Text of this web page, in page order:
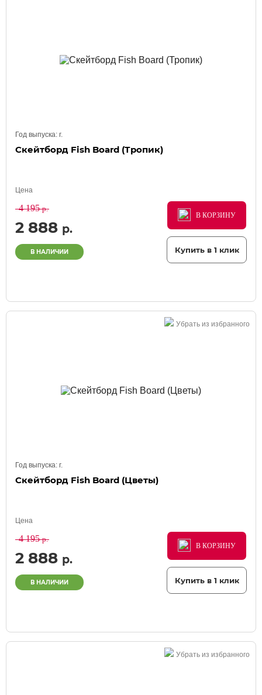
Год выпуска: г.
Скейтборд Fish Board (Тропик)
Цена
4 195р.
2 888 р.
В НАЛИЧИИ
В КОРЗИНУ
В КОРЗИНУ
В КОРЗИНУ
Купить в 1 клик
Убрать из избранного
Год выпуска: г.
Скейтборд Fish Board (Цветы)
Цена
4 195р.
2 888 р.
В НАЛИЧИИ
В КОРЗИНУ
В КОРЗИНУ
В КОРЗИНУ
Купить в 1 клик
Убрать из избранного